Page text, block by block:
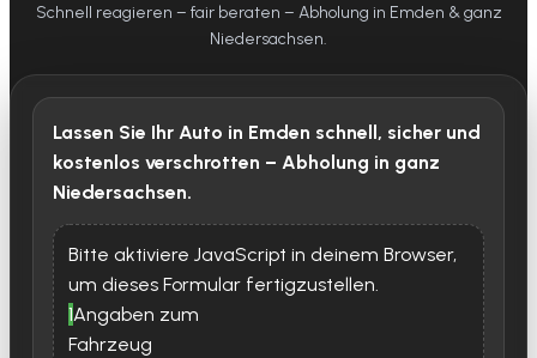
Schnell reagieren – fair beraten – Abholung in Emden & ganz
Niedersachsen.
Lassen Sie Ihr Auto in Emden schnell, sicher und
kostenlos verschrotten – Abholung in ganz
Niedersachsen.
Bitte aktiviere JavaScript in deinem Browser,
um dieses Formular fertigzustellen.
1Angaben zum
Fahrzeug